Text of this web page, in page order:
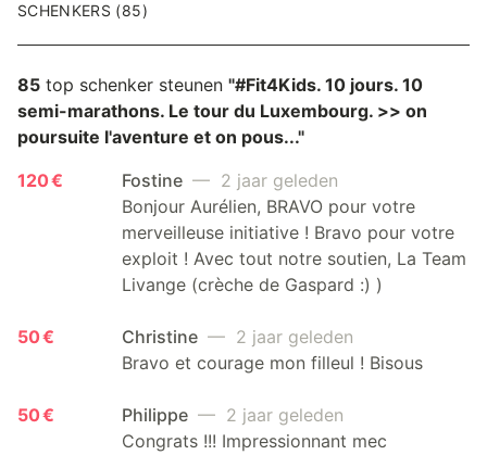
SCHENKERS (85)
85 top schenker steunen "#Fit4Kids. 10 jours. 10
semi-marathons. Le tour du Luxembourg. >> on
poursuite l'aventure et on pous..."
120 €
Fostine — 2 jaar geleden
Bonjour Aurélien, BRAVO pour votre
merveilleuse initiative ! Bravo pour votre
exploit ! Avec tout notre soutien, La Team
Livange (crèche de Gaspard :) )
50 € Christine — 2 jaar geleden
Bravo et courage mon filleul ! Bisous
50 € Philippe — 2 jaar geleden
Congrats !!! Impressionnant mec